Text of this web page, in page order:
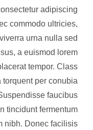
adipiscing
commodo ultricies,
urna nulla sed
a euismod lorem
tempor. Class
per conubia
faucibus
tincidunt fermentum
nibh. Donec facilisis